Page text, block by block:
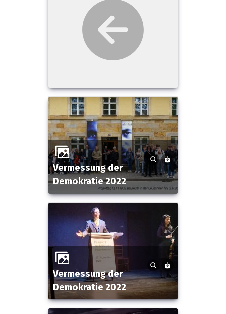
Vermessung der
Demokratie 2022
Vermessung der
Demokratie 2022